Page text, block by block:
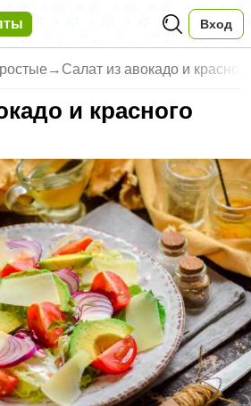
Вход
→ Салат из авокадо и
и красного